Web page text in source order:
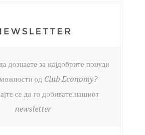
дознаете за најдобрите понуди
од Club Economy?
се да го добивате нашиот
newsletter